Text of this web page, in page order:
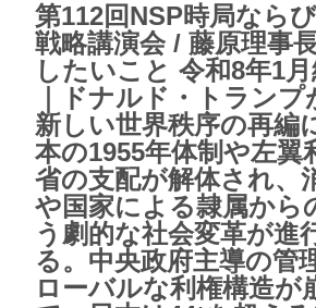
第112回NSP時局なら
戦略講演会 / 藤原理事
したいこと 令和8年1
｜ドナルド・トランプ
新しい世界秩序の再編
本の1955年体制や左翼
省の支配が解体され、
や国家による隷属から
う劇的な社会変革が進
る。中央政府主導の管
ローバルな利権構造が